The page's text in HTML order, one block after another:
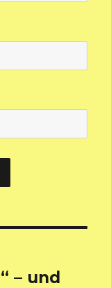
– und